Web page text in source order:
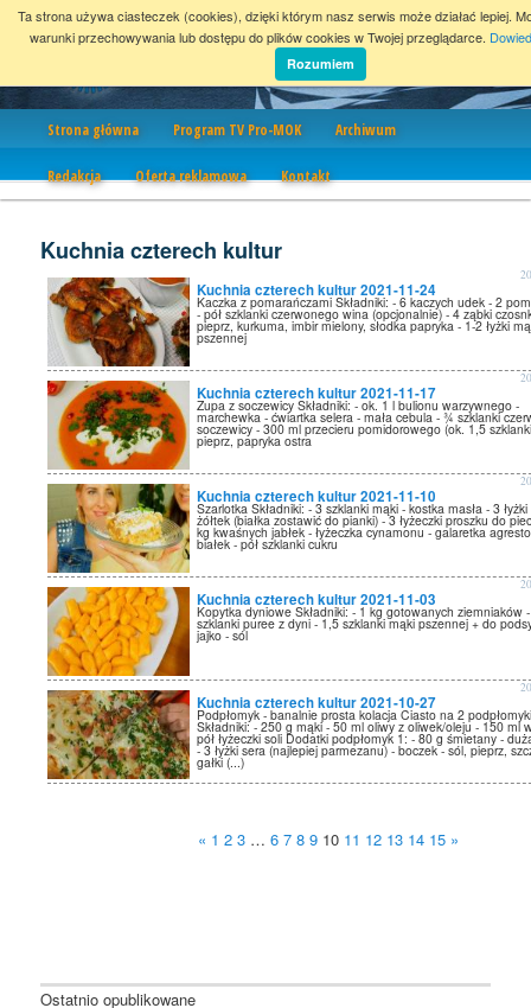
Strona główna Program TV Pro-MOK Archiwum
Redakcja Oferta reklamowa Kontakt
Kuchnia czterech kultur
Kuchnia czterech kultur 2021-11-24
Kaczka z pomarańczami Składniki: - 6 kaczych udek - 2
- pół szklanki czerwonego wina (opcjonalnie) - 4 ząbki
pieprz, kurkuma, imbir mielony, słodka papryka - 1-2 łyżki
pszennej
Kuchnia czterech kultur 2021-11-17
Zupa z soczewicy Składniki: - ok. 1 l bulionu warzywnego -
marchewka - ćwiartka selera - mała cebula - ¾ szklanki
soczewicy - 300 ml przecieru pomidorowego (ok. 1,5
pieprz, papryka ostra
Kuchnia czterech kultur 2021-11-10
Szarlotka Składniki: - 3 szklanki mąki - kostka masła - 3
żółtek (białka zostawić do pianki) - 3 łyżeczki proszku do
kg kwaśnych jabłek - łyżeczka cynamonu - galaretka
białek - pół szklanki cukru
Kuchnia czterech kultur 2021-11-03
Kopytka dyniowe Składniki: - 1 kg gotowanych ziemniaków
szklanki puree z dyni - 1,5 szklanki mąki pszennej + do
jajko - sól
Kuchnia czterech kultur 2021-10-27
Podpłomyk - banalnie prosta kolacja Ciasto na 2
Składniki: - 250 g mąki - 50 ml oliwy z oliwek/oleju - 150 ml
pół łyżeczki soli Dodatki podpłomyk 1: - 80 g śmietany -
- 3 łyżki sera (najlepiej parmezanu) - boczek - sól, pieprz,
gałki (...)
« 1 2 3 … 6 7 8 9 10 11 12 13 14 15 »
Ostatnio opublikowane
Ta strona używa ciasteczek (cookies), dzięki którym nasz serwis może działać lepiej.
warunki przechowywania lub dostępu do plików cookies w Twojej przeglądarce.
Rozumiem